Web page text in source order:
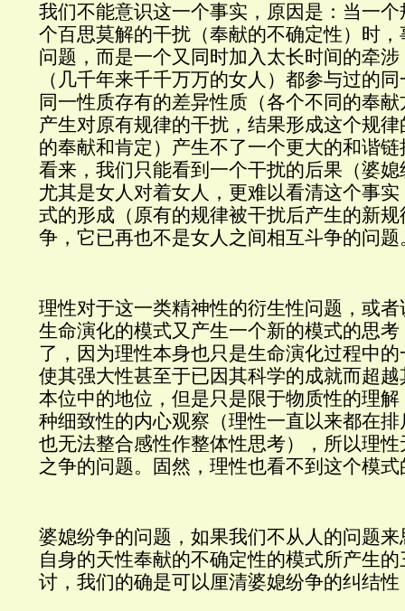
我们不能意识这一个事实，原因是：当一
个百思莫解的干扰（奉献的不确定性）时
问题，而是一个又同时加入太长时间的牵
（几千年来千千万万的女人）都参与过的
同一性质存有的差异性质（各个不同的奉
产生对原有规律的干扰，结果形成这个规
的奉献和肯定）产生不了一个更大的和谐
看来，我们只能看到一个干扰的后果（婆
尤其是女人对着女人，更难以看清这个事
式的形成（原有的规律被干扰后产生的新
争，它已再也不是女人之间相互斗争的问题
理性对于这一类精神性的衍生性问题，或
生命演化的模式又产生一个新的模式的思
了，因为理性本身也只是生命演化过程中
使其强大性甚至于已因其科学的成就而超
本位中的地位，但是只是限于物质性的理
种细致性的内心观察（理性一直以来都在
也无法整合感性作整体性思考），所以理
之争的问题。固然，理性也看不到这个模
婆媳纷争的问题，如果我们不从人的问题
自身的天性奉献的不确定性的模式所产生
讨，我们的确是可以厘清婆媳纷争的纠结性